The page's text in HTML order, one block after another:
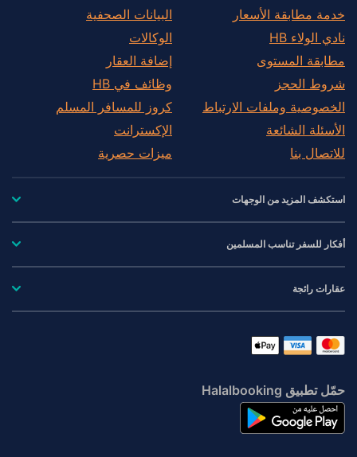
خدمة مطابقة الأسعار
نادي الولاء HB
مطابقة المستوى
شروط الحجز
الخصوصية وملفات الارتباط
الأسئلة الشائعة
للاتصال بنا
البيانات الصحفية
الوكالات
إضافة العقار
وظائف في HB
كروز للمسافر المسلم
الإكسترانت
ميزات حصرية
استكشف المزيد من الوجهات
أفكار للسفر تناسب المسلمين
عقارات رائجة
حمّل تطبيق Halalbooking